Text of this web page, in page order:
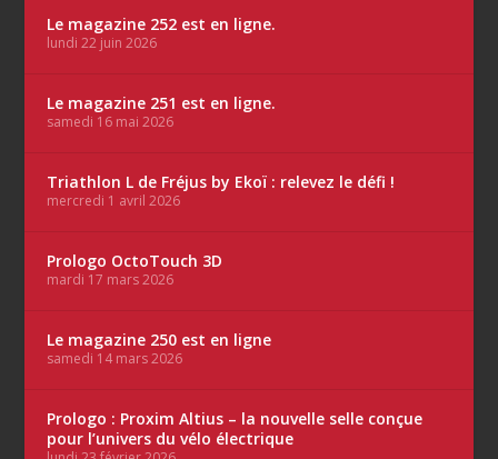
Le magazine 252 est en ligne.
lundi 22 juin 2026
Le magazine 251 est en ligne.
samedi 16 mai 2026
Triathlon L de Fréjus by Ekoï : relevez le défi !
mercredi 1 avril 2026
Prologo OctoTouch 3D
mardi 17 mars 2026
Le magazine 250 est en ligne
samedi 14 mars 2026
Prologo : Proxim Altius – la nouvelle selle conçue
pour l’univers du vélo électrique